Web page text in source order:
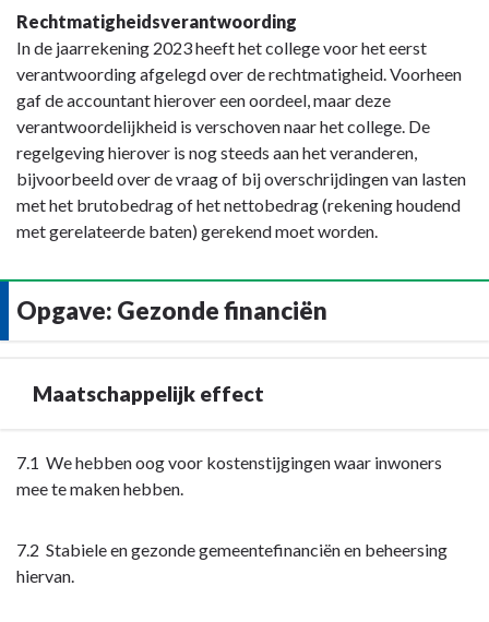
Rechtmatigheidsverantwoording
In de jaarrekening 2023 heeft het college voor het eerst
verantwoording afgelegd over de rechtmatigheid. Voorheen
gaf de accountant hierover een oordeel, maar deze
verantwoordelijkheid is verschoven naar het college. De
regelgeving hierover is nog steeds aan het veranderen,
bijvoorbeeld over de vraag of bij overschrijdingen van lasten
met het brutobedrag of het nettobedrag (rekening houdend
met gerelateerde baten) gerekend moet worden.
Opgave: Gezonde financiën
Maatschappelijk effect
Terug
naar
7.1 We hebben oog voor kostenstijgingen waar inwoners
mee te maken hebben.
7.2 Stabiele en gezonde gemeentefinanciën en beheersing
hiervan.